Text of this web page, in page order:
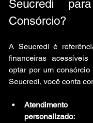
Seucredi
Consórcio?
A Seucredi é
financeiras
optar por um consórcio
Seucredi, você conta
Atendimento
personalizado: